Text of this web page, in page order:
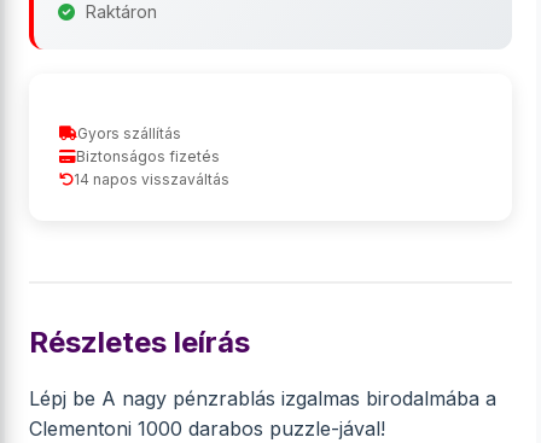
Raktáron
Gyors szállítás
Biztonságos fizetés
14 napos visszaváltás
Részletes leírás
Lépj be A nagy pénzrablás izgalmas birodalmába a
Clementoni 1000 darabos puzzle-jával!